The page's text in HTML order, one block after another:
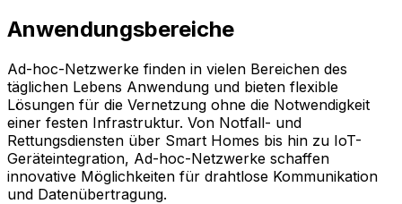
Anwendungsbereiche
Ad-hoc-Netzwerke finden in vielen Bereichen des
täglichen Lebens Anwendung und bieten flexible
Lösungen für die Vernetzung ohne die Notwendigkeit
einer festen Infrastruktur. Von Notfall- und
Rettungsdiensten über Smart Homes bis hin zu IoT-
Geräteintegration, Ad-hoc-Netzwerke schaffen
innovative Möglichkeiten für drahtlose Kommunikation
und Datenübertragung.